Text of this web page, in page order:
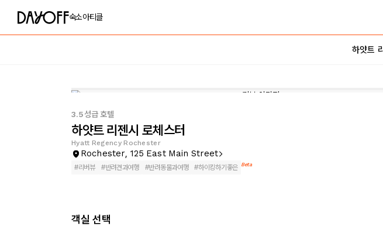
숙소아티클
하얏트
3.5성급 호텔
하얏트 리젠시 로체스터
Hyatt Regency Rochester
Rochester, 125 East Main Street
#리버뷰 #반려견과여행 #반려동물과여행 #하이킹하기좋은 Beta
객실 선택